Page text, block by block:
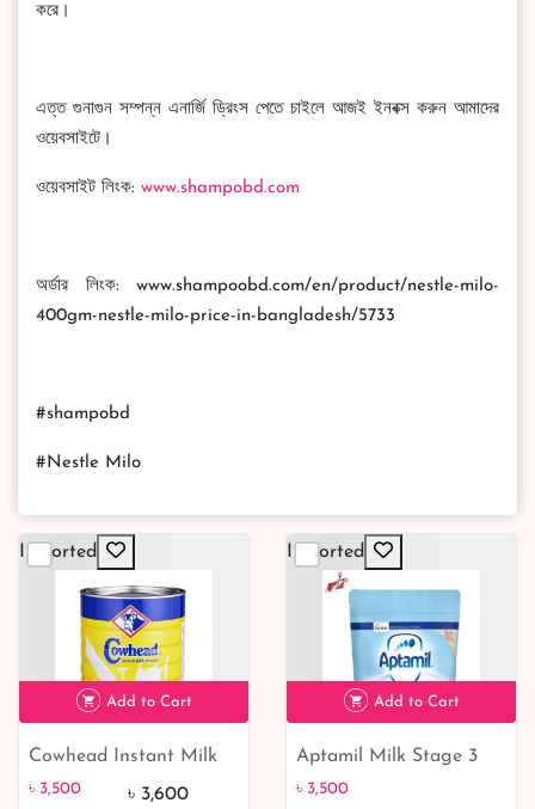
করে।
এত্ত গুনাগুন সম্পন্ন এনার্জি ড্রিংস পেতে চাইলে আজই ইনবক্স করুন আমাদের
ওয়েবসাইটে।
ওয়েবসাইট লিংক: www.shampobd.com
অর্ডার লিংক: www.shampoobd.com/en/product/nestle-milo-
400gm-nestle-milo-price-in-bangladesh/5733
#shampobd
#Nestle Milo
Imported
Add to Cart
Cowhead Instant Milk
Powder 2.5kg
৳ 3,500 ৳ 3,600
Imported
Add to Cart
Aptamil Milk Stage 3
৳ 3,500